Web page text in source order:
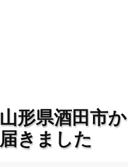
山形県酒田市
届きました